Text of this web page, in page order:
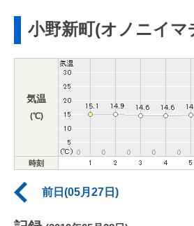
小野新町(オノニイマ
気温
(℃)
時刻
前日(05月27日)